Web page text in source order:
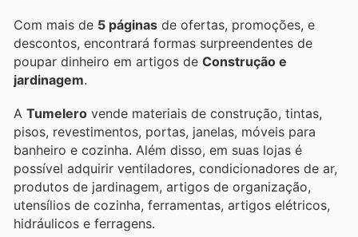
Com mais de 5 páginas de ofertas, promoções, e
descontos, encontrará formas surpreendentes de
poupar dinheiro em artigos de Construção e
jardinagem.
A Tumelero vende materiais de construção, tintas,
pisos, revestimentos, portas, janelas, móveis para
banheiro e cozinha. Além disso, em suas lojas é
possível adquirir ventiladores, condicionadores de ar,
produtos de jardinagem, artigos de organização,
utensílios de cozinha, ferramentas, artigos elétricos,
hidráulicos e ferragens.